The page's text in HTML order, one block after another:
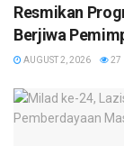
Resmikan
Berjiwa
AUGUST 2, 2026 27